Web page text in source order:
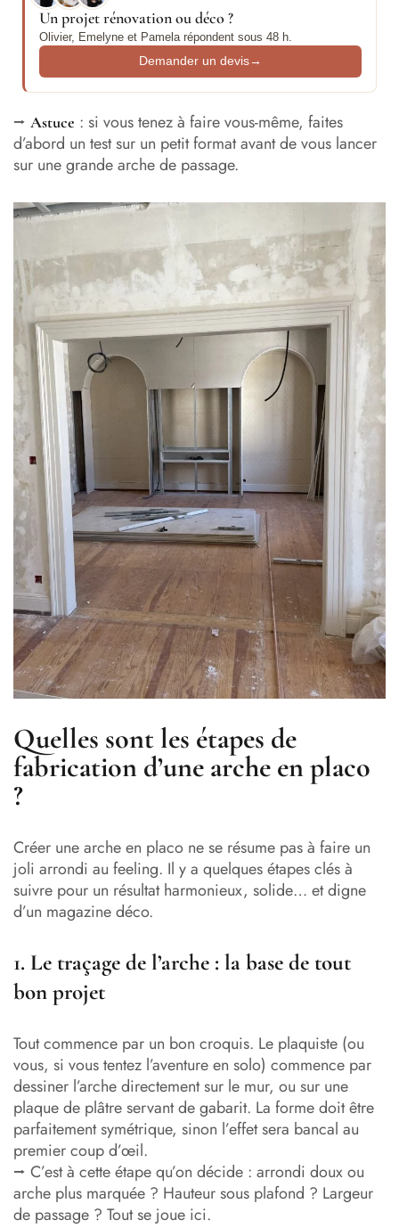
Un projet rénovation ou déco ?
Olivier, Emelyne et Pamela répondent sous 48 h.
Demander un devis→
⭢ Astuce : si vous tenez à faire vous-même, faites
d’abord un test sur un petit format avant de vous lancer
sur une grande arche de passage.
Quelles sont les étapes de
fabrication d’une arche en placo
?
Créer une arche en placo ne se résume pas à faire un
joli arrondi au feeling. Il y a quelques étapes clés à
suivre pour un résultat harmonieux, solide… et digne
d’un magazine déco.
1. Le traçage de l’arche : la base de tout
bon projet
Tout commence par un bon croquis. Le plaquiste (ou
vous, si vous tentez l’aventure en solo) commence par
dessiner l’arche directement sur le mur, ou sur une
plaque de plâtre servant de gabarit. La forme doit être
parfaitement symétrique, sinon l’effet sera bancal au
premier coup d’œil.
⭢ C’est à cette étape qu’on décide : arrondi doux ou
arche plus marquée ? Hauteur sous plafond ? Largeur
de passage ? Tout se joue ici.